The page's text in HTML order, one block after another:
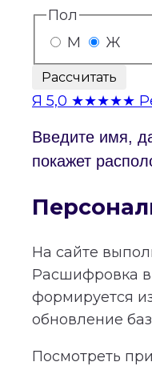
Пол
М
Ж
Рассчитать
Я 5,0 ★★★★★
Введите имя,
покажет
На сайте
Расшифровка
формируется
обновление
Посмотреть